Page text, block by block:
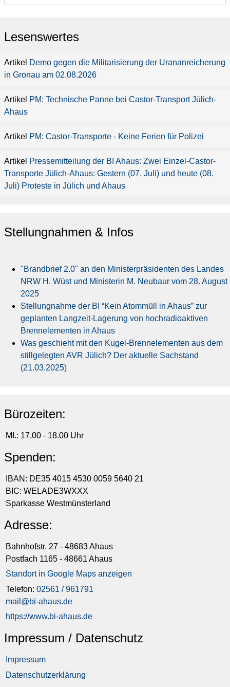
Lesenswertes
Demo gegen die Militarisierung der Urananreicherung
in Gronau am 02.08.2026
PM: Technische Panne bei Castor-Transport Jülich-
Ahaus
PM: Castor-Transporte - Keine Ferien für Polizei
Pressemitteilung der BI Ahaus: Zwei Einzel-Castor-
Transporte Jülich-Ahaus: Gestern (07. Juli) und heute (08.
Juli) Proteste in Jülich und Ahaus
Stellungnahmen & Infos
"Brandbrief 2.0" an den Ministerpräsidenten des Landes
NRW H. Wüst und Ministerin M. Neubaur vom 28. August
2025
Stellungnahme der BI “Kein Atommüll in Ahaus” zur
geplanten Langzeit-Lagerung von hochradioaktiven
Brennelementen in Ahaus
Was geschieht mit den Kugel-Brennelementen aus dem
stillgelegten AVR Jülich? Der aktuelle Sachstand
(21.03.2025)
Bürozeiten:
MI.: 17.00 - 18.00 Uhr
Spenden:
IBAN: DE35 4015 4530 0059 5640 21
BIC: WELADE3WXXX
Sparkasse Westmünsterland
Adresse:
Bahnhofstr. 27 - 48683 Ahaus
Postfach 1165 - 48661 Ahaus
Standort in Google Maps anzeigen
Telefon:02561 / 961791
mail@bi-ahaus.de
https://www.bi-ahaus.de
Impressum / Datenschutz
Impressum
Datenschutzerklärung